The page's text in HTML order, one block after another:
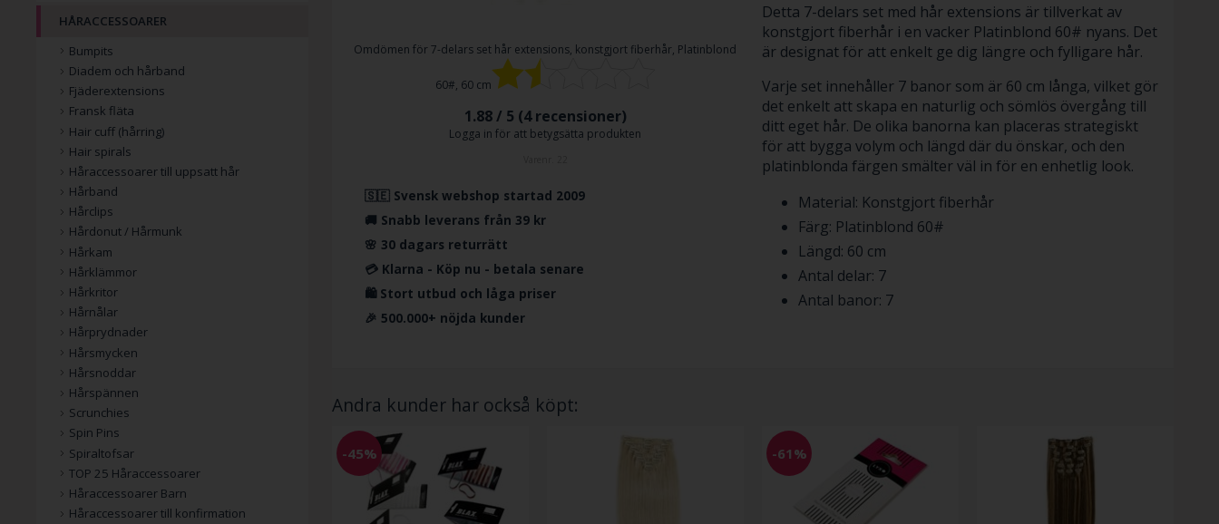
Omdömen för 7-delars set hår extensions, konstgjort fiberhår, Platinblond
60#, 60 cm
1.88 / 5 (4recensioner)
Logga in för att betygsätta produkten
🇸🇪 Svensk webshop startad 2009
🚚 Snabb leverans från 39 kr
🌸 30 dagars returrätt
💳 Klarna - Köp nu - betala senare
🛍️ Stort utbud och låga priser
🎉 500.000+ nöjda kunder
Detta 7-delars set med hår extensions är tillverkat av
konstgjort fiberhår i en vacker Platinblond 60# nyans. Det
är designat för att enkelt ge dig längre och fylligare hår.
Varje set innehåller 7 banor som är 60 cm långa, vilket gör
det enkelt att skapa en naturlig och sömlös övergång till
ditt eget hår. De olika banorna kan placeras strategiskt
för att bygga volym och längd där du önskar, och den
platinblonda färgen smälter väl in för en enhetlig look.
Material: Konstgjort fiberhår
Färg: Platinblond 60#
Längd: 60 cm
Antal delar: 7
Antal banor: 7
Andra kunder har också köpt:
-45% -61%
HÅRACCESSOARER
Bumpits
Diadem och hårband
Fjäderextensions
Fransk fläta
Hair cuff (hårring)
Hair spirals
Håraccessoarer till uppsatt hår
Hårband
Hårclips
Hårdonut / Hårmunk
Hårkam
Hårklämmor
Hårkritor
Hårnålar
Hårprydnader
Hårsmycken
Hårsnoddar
Hårspännen
Scrunchies
Spin Pins
Spiraltofsar
TOP 25 Håraccessoarer
Håraccessoarer Barn
Håraccessoarer till konfirmation